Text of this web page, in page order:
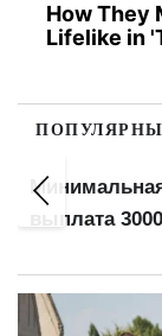
How They
Lifelike in
выплата